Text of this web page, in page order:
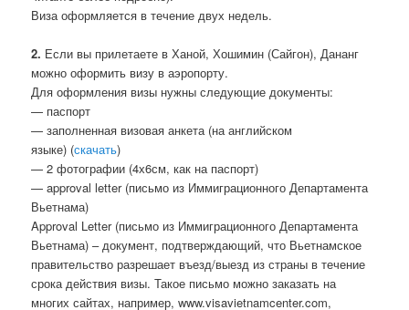
Виза оформляется в течение двух недель.
2. Если вы прилетаете в Ханой, Хошимин (Сайгон), Дананг
можно оформить визу в аэропорту.
Для оформления визы нужны следующие документы:
— паспорт
— заполненная визовая анкета (на английском
языке) (скачать)
— 2 фотографии (4х6см, как на паспорт)
— approval letter (письмо из Иммиграционного Департамента
Вьетнама)
Approval Letter (письмо из Иммиграционного Департамента
Вьетнама) – документ, подтверждающий, что Вьетнамское
правительство разрешает въезд/выезд из страны в течение
срока действия визы. Такое письмо можно заказать на
многих сайтах, например, www.visavietnamcenter.com,